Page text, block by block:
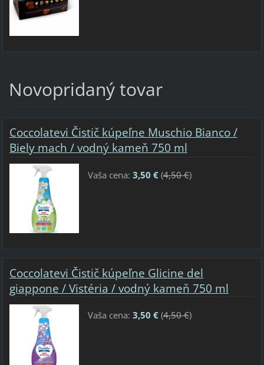
Novopridaný tovar
Coccolatevi Čistič kúpeľne Muschio Bianco /
Biely mach / vodný kameň 750 ml
Vaša cena: 3,50 €(4,50 €)
Coccolatevi Čistič kúpeľne Glicine del
giappone / Vistéria / vodný kameň 750 ml
Vaša cena: 3,50 €(4,50 €)